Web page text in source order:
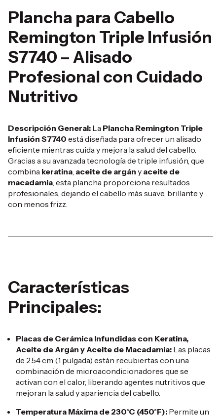
Plancha para Cabello
Remington Triple Infusión
S7740 – Alisado
Profesional con Cuidado
Nutritivo
Descripción General: La Plancha Remington Triple
Infusión S7740 está diseñada para ofrecer un alisado
eficiente mientras cuida y mejora la salud del cabello.
Gracias a su avanzada tecnología de triple infusión, que
combina keratina, aceite de argán y aceite de
macadamia, esta plancha proporciona resultados
profesionales, dejando el cabello más suave, brillante y
con menos frizz.
Características
Principales:
Placas de Cerámica Infundidas con Keratina,
Aceite de Argán y Aceite de Macadamia: Las placas
de 2.54 cm (1 pulgada) están recubiertas con una
combinación de microacondicionadores que se
activan con el calor, liberando agentes nutritivos que
mejoran la salud y apariencia del cabello.
Temperatura Máxima de 230°C (450°F): Permite un